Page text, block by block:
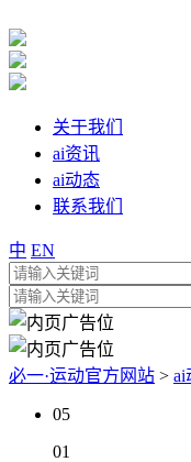
关于我们
ai资讯
ai动态
联系我们
中 EN
必一·运动官方网站 > ai
05
01